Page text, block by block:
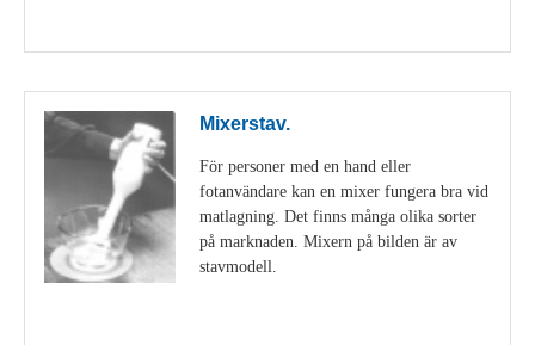
Mixerstav.
För personer med en hand eller
fotanvändare kan en mixer fungera bra vid
matlagning. Det finns många olika sorter
på marknaden. Mixern på bilden är av
stavmodell.